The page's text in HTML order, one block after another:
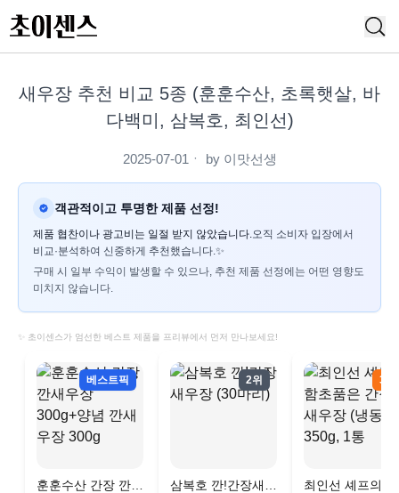
새우장 추천 비교 5종 (훈훈수산, 초록햇살, 바
다백미, 삼복호, 최인선)
2025-07-01 ㆍ by 이맛선생
객관적이고 투명한 제품 선정!
제품 협찬이나 광고비는 일절 받지 않았습니다.오직 소비자 입장에서
비교·분석하여 신중하게 추천했습니다.✨
구매 시 일부 수익이 발생할 수 있으나, 추천 제품 선정에는 어떤 영향도
미치지 않습니다.
✨ 초이센스가 엄선한 베스트 제품을 프리뷰에서 먼저 만나보세요!
베스트픽
훈훈수산 간장 깐새
2위
삼복호 깐!간장새우
3위
최인선 셰프의